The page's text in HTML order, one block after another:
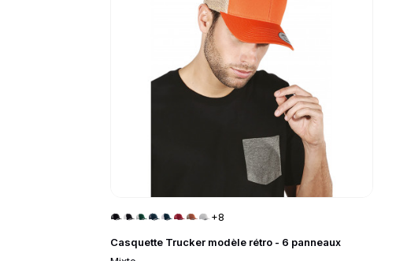
Casquette Trucker modèle rétro - 6 panneaux
+8